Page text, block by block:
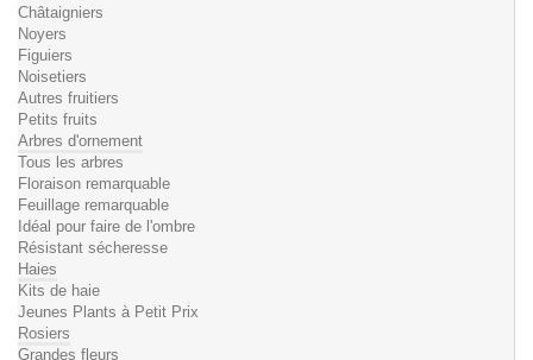
Châtaigniers
Noyers
Figuiers
Noisetiers
Autres fruitiers
Petits fruits
Arbres d'ornement
Tous les arbres
Floraison remarquable
Feuillage remarquable
Idéal pour faire de l'ombre
Résistant sécheresse
Haies
Kits de haie
Jeunes Plants à Petit Prix
Rosiers
Grandes fleurs